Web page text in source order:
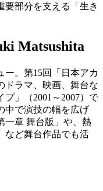
要部分を支える「生き
Matsushita
ー。第15回「日本アカ
ドラマ、映画、舞台な
」（2001～2007）で
中で演技の幅を広げ
一章 舞台版」や、熱
など舞台作品でも活